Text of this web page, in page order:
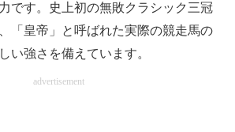
です。史上初の無敗クラシック三冠
「皇帝」と呼ばれた実際の競走馬の
い強さを備えています。
advertisement